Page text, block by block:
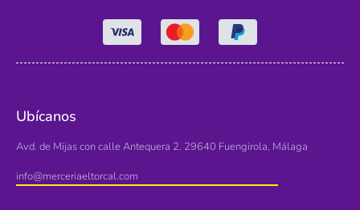
Ubícanos
Avd. de Mijas con calle Antequera 2. 29640 Fuengirola, Málaga
info@merceriaeltorcal.com